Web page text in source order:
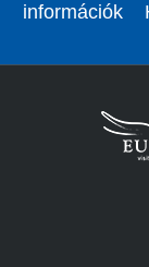
információk